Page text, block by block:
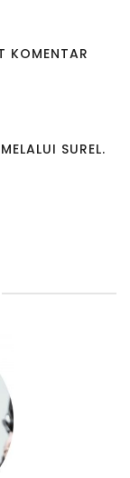
KOMENTAR
SUREL.